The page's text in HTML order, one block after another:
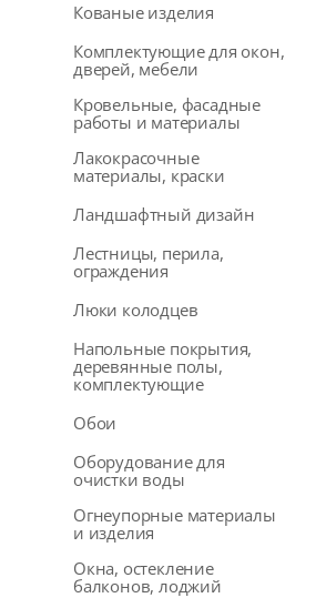
Кованые изделия
Комплектующие для окон,
дверей, мебели
Кровельные, фасадные
работы и материалы
Лакокрасочные
материалы, краски
Ландшафтный дизайн
Лестницы, перила,
ограждения
Люки колодцев
Напольные покрытия,
деревянные полы,
комплектующие
Обои
Оборудование для
очистки воды
Огнеупорные материалы
и изделия
Окна, остекление
балконов, лоджий